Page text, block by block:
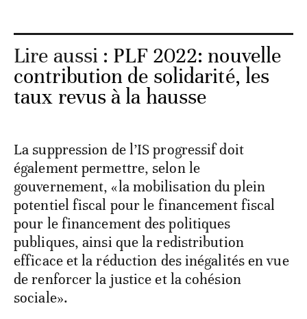
Lire aussi : PLF 2022: nouvelle
contribution de solidarité, les
taux revus à la hausse
La suppression de l’IS progressif doit
également permettre, selon le
gouvernement, «la mobilisation du plein
potentiel fiscal pour le financement fiscal
pour le financement des politiques
publiques, ainsi que la redistribution
efficace et la réduction des inégalités en vue
de renforcer la justice et la cohésion
sociale».